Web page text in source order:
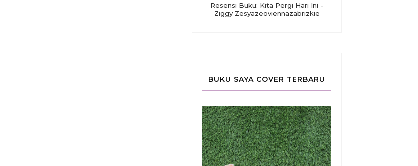
Resensi Buku: Kita Pergi Hari Ini -
Ziggy Zesyazeoviennazabrizkie
BUKU SAYA COVER TERBARU